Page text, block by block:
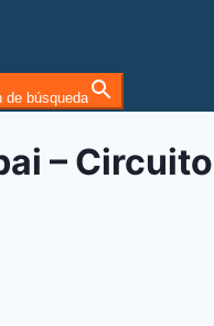
de búsqueda
–